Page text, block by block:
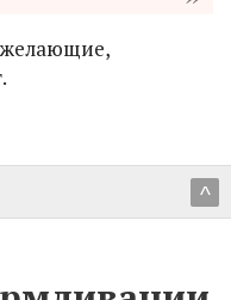
желающие,
^